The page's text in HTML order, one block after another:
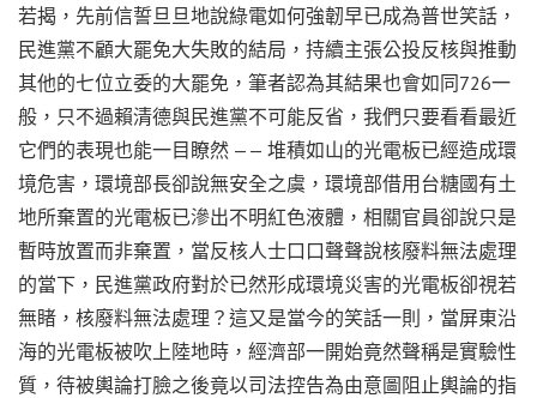
若揭，先前信誓旦旦地說綠電如何強韌早已成為普世笑話，
民進黨不顧大罷免大失敗的結局，持續主張公投反核與推動
其他的七位立委的大罷免，筆者認為其結果也會如同726一
般，只不過賴清德與民進黨不可能反省，我們只要看看最近
它們的表現也能一目瞭然 —— 堆積如山的光電板已經造成環
境危害，環境部長卻說無安全之虞，環境部借用台糖國有土
地所棄置的光電板已滲出不明紅色液體，相關官員卻說只是
暫時放置而非棄置，當反核人士口口聲聲說核廢料無法處理
的當下，民進黨政府對於已然形成環境災害的光電板卻視若
無睹，核廢料無法處理？這又是當今的笑話一則，當屏東沿
海的光電板被吹上陸地時，經濟部一開始竟然聲稱是實驗性
質，待被輿論打臉之後竟以司法控告為由意圖阻止輿論的指